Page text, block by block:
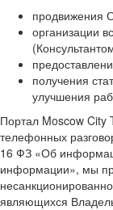
продвижения
организации
получения
улучшения
Портал Moscow City
телефонных
16 ФЗ «Об
информации», мы
являющихся